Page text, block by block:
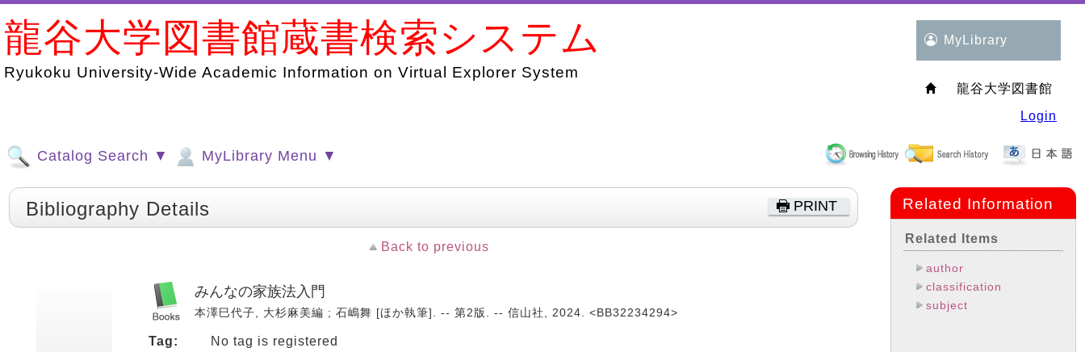
龍谷大学図書館蔵書検索システム
Ryukoku University-Wide Academic Information on Virtual Explorer System
MyLibrary
龍谷大学図書館
Login
Catalog Search ▼ MyLibrary Menu ▼
PRINT
Bibliography Details
Back to previous
みんなの家族法入門
本澤巳代子, 大杉麻美編 ; 石嶋舞 [ほか執筆]. -- 第2版. -- 信山社, 2024. <BB32234294>
Tag:
No tag is registered
Related Information
Related Items
author
classification
subject